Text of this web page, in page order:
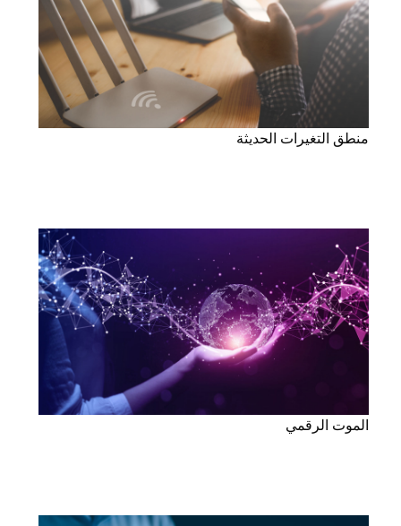
منطق التغيرات الحديثة
الموت الرقمي